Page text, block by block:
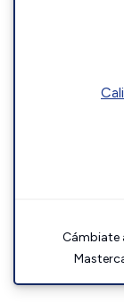
Cámbiate